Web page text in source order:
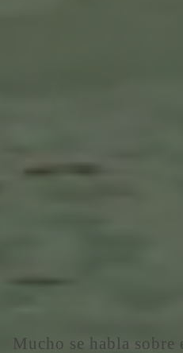
Mucho se habla